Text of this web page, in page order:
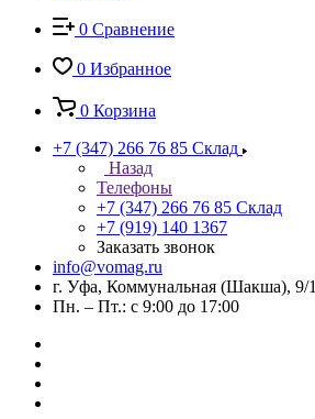
0 Сравнение
0 Избранное
0 Корзина
+7 (347) 266 76 85 Склад
Назад
Телефоны
+7 (347) 266 76 85 Склад
+7 (919) 140 1367
Заказать звонок
info@vomag.ru
г. Уфа, Коммунальная (Шакша), 9/1
Пн. – Пт.: с 9:00 до 17:00